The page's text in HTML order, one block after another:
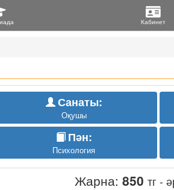
Санаты:
Оқушы
Пән:
Психология
Жарна: 850 тг -